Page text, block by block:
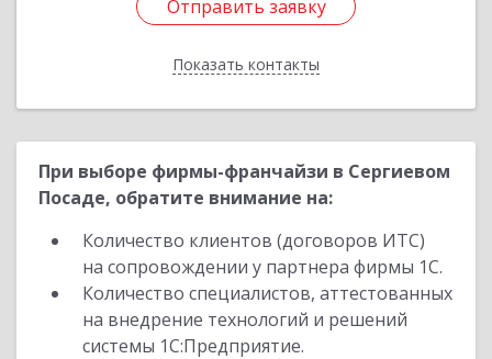
Отправить заявку
Показать контакты
Отправить заявку
Назад
При выборе фирмы-франчайзи в Сергиевом
Посаде, обратите внимание на:
Количество клиентов (договоров ИТС)
на сопровождении у партнера фирмы 1С.
Количество специалистов, аттестованных
на внедрение технологий и решений
системы 1С:Предприятие.